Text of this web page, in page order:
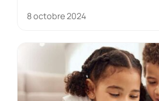
8 octobre 2024